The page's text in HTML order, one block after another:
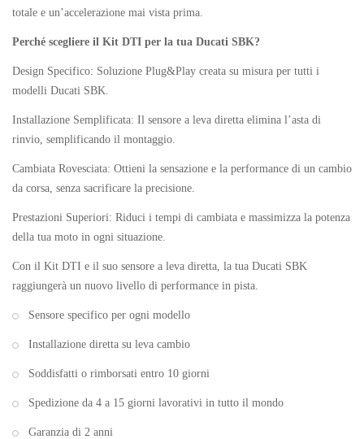
totale e un’accelerazione mai vista prima.
Perché scegliere il Kit DTI per la tua Ducati SBK?
Design Specifico: Soluzione Plug&Play creata su misura per tutti i
modelli Ducati SBK.
Installazione Semplificata: Il sensore a leva diretta elimina l’asta di
rinvio, semplificando il montaggio.
Cambiata Rovesciata: Ottieni la sensazione e la performance di un cambio
da corsa, senza sacrificare la precisione.
Prestazioni Superiori: Riduci i tempi di cambiata e massimizza la potenza
della tua moto in ogni situazione.
Con il Kit DTI e il suo sensore a leva diretta, la tua Ducati SBK
raggiungerà un nuovo livello di performance in pista.
Sensore specifico per ogni modello
Installazione diretta su leva cambio
Soddisfatti o rimborsati entro 10 giorni
Spedizione da 4 a 15 giorni lavorativi in tutto il mondo
Garanzia di 2 anni